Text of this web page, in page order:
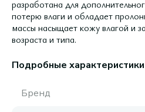
разработана для
потерю влаги и обладает
массы насыщает кожу влагой и
возраста и типа.
Подробные характеристики
Бренд